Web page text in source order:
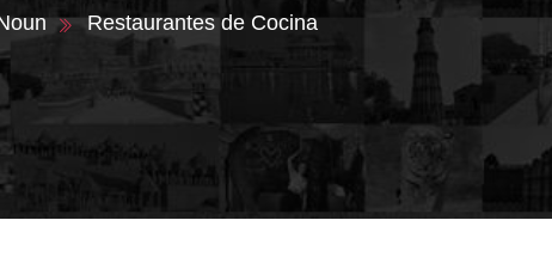
Restaurantes de Cocina